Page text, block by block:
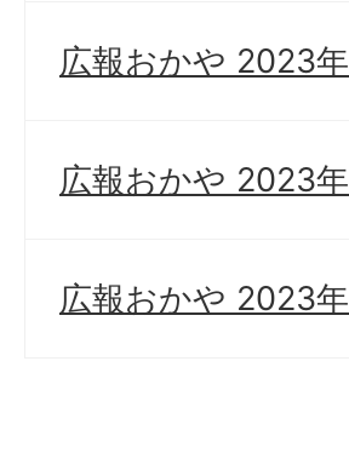
広報おかや 2023
広報おかや 2023
広報おかや 2023